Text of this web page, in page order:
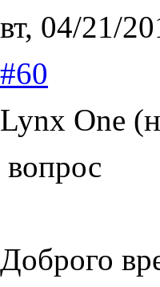
вт, 04/21/
#60
Lynx One
вопрос
Доброго